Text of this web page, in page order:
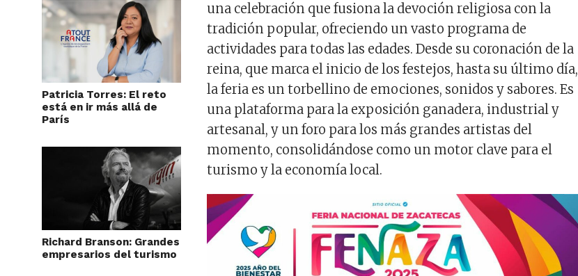
Patricia Torres: El reto
está en ir más allá de
París
Richard Branson: Grandes
empresarios del turismo
una celebración que fusiona la devoción religiosa con la
tradición popular, ofreciendo un vasto programa de
actividades para todas las edades. Desde su coronación de la
reina, que marca el inicio de los festejos, hasta su último día,
la feria es un torbellino de emociones, sonidos y sabores. Es
una plataforma para la exposición ganadera, industrial y
artesanal, y un foro para los más grandes artistas del
momento, consolidándose como un motor clave para el
turismo y la economía local.